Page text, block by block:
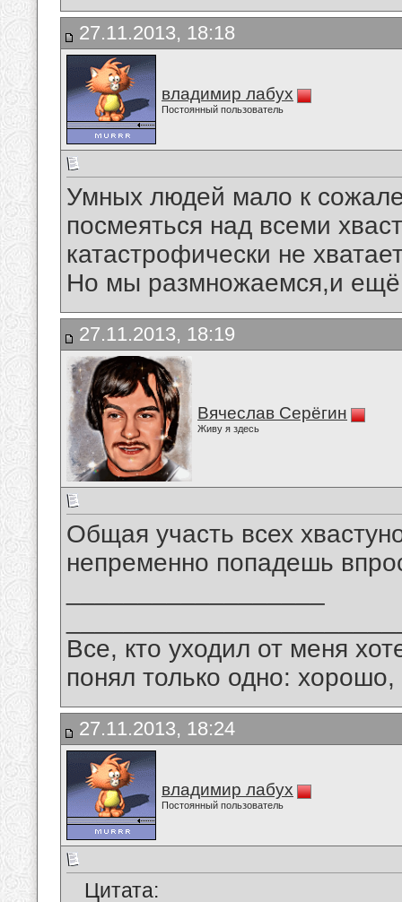
27.11.2013, 18:18
владимир лабух
Постоянный пользователь
Умных людей мало к
посмеяться над всеми
катастрофически не
Но мы размножаемся,и ещё
27.11.2013, 18:19
Вячеслав Серёгин
Живу я здесь
Общая участь всех
непременно попадешь
Все, кто уходил от меня
понял только одно:
27.11.2013, 18:24
владимир лабух
Постоянный пользователь
Цитата: